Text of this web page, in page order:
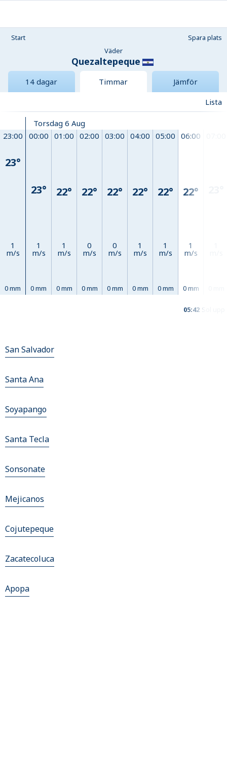
Start
Spara plats
Väder
Quezaltepeque
14 dagar Timmar
Jämför
Lista
23:00
23°
1
m/s
0 mm
Torsdag 6 Aug
00:00
23°
1
m/s
0 mm
01:00
22°
1
m/s
0 mm
02:00
22°
0
m/s
0 mm
03:00
22°
0
m/s
0 mm
04:00
22°
1
m/s
0 mm
05:00
22°
1
m/s
0 mm
06:00
22°
1
m/s
0 mm
05:42 Sol upp
San Salvador
Santa Ana
Soyapango
Santa Tecla
Sonsonate
Mejicanos
Cojutepeque
Zacatecoluca
Apopa